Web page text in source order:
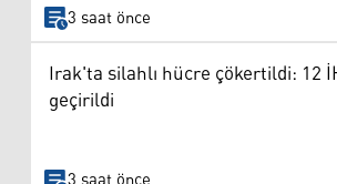
3 saat önce
Irak'ta silahlı hücre çökertildi: 12
geçirildi